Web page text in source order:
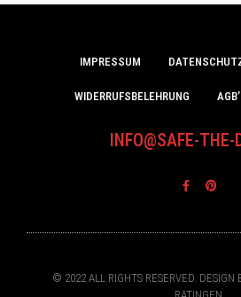
IMPRESSUM
WIDERRUFSBELEHRUNG
INFO@SAFE-THE-
© 2022 ALL RIGHTS RESERVED. DESIGN